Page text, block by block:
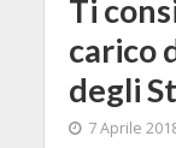
Ti
carico
degli
7 Aprile